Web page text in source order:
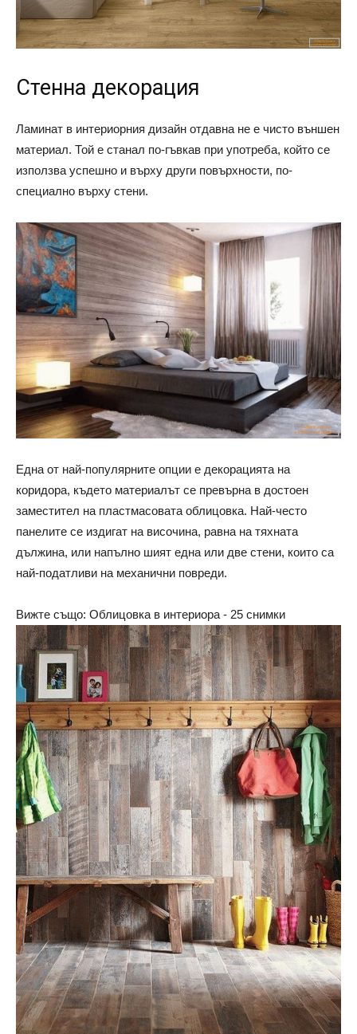
Стенна декорация
Ламинат в интериорния дизайн отдавна не е чисто външен
материал. Той е станал по-гъвкав при употреба, който се
използва успешно и върху други повърхности, по-
специално върху стени.
Една от най-популярните опции е декорацията на
коридора, където материалът се превърна в достоен
заместител на пластмасовата облицовка. Най-често
панелите се издигат на височина, равна на тяхната
дължина, или напълно шият една или две стени, които са
най-податливи на механични повреди.
Вижте също: Облицовка в интериора - 25 снимки